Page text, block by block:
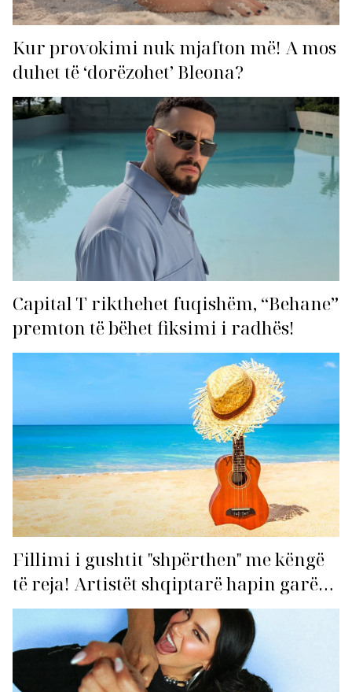
Kur provokimi nuk mjafton më! A mos
duhet të ‘dorëzohet’ Bleona?
Capital T rikthehet fuqishëm, “Behane”
premton të bëhet fiksimi i radhës!
Fillimi i gushtit "shpërthen" me këngë
të reja! Artistët shqiptarë hapin garën
për hitin e verës!